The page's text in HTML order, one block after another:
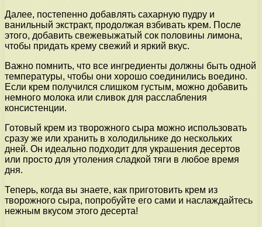
Далее, постепенно добавлять сахарную пудру и
ванильный экстракт, продолжая взбивать крем. После
этого, добавить свежевыжатый сок половины лимона,
чтобы придать крему свежий и яркий вкус.
Важно помнить, что все ингредиенты должны быть одной
температуры, чтобы они хорошо соединились воедино.
Если крем получился слишком густым, можно добавить
немного молока или сливок для расслабления
консистенции.
Готовый крем из творожного сыра можно использовать
сразу же или хранить в холодильнике до нескольких
дней. Он идеально подходит для украшения десертов
или просто для утоления сладкой тяги в любое время
дня.
Теперь, когда вы знаете, как приготовить крем из
творожного сыра, попробуйте его сами и наслаждайтесь
нежным вкусом этого десерта!